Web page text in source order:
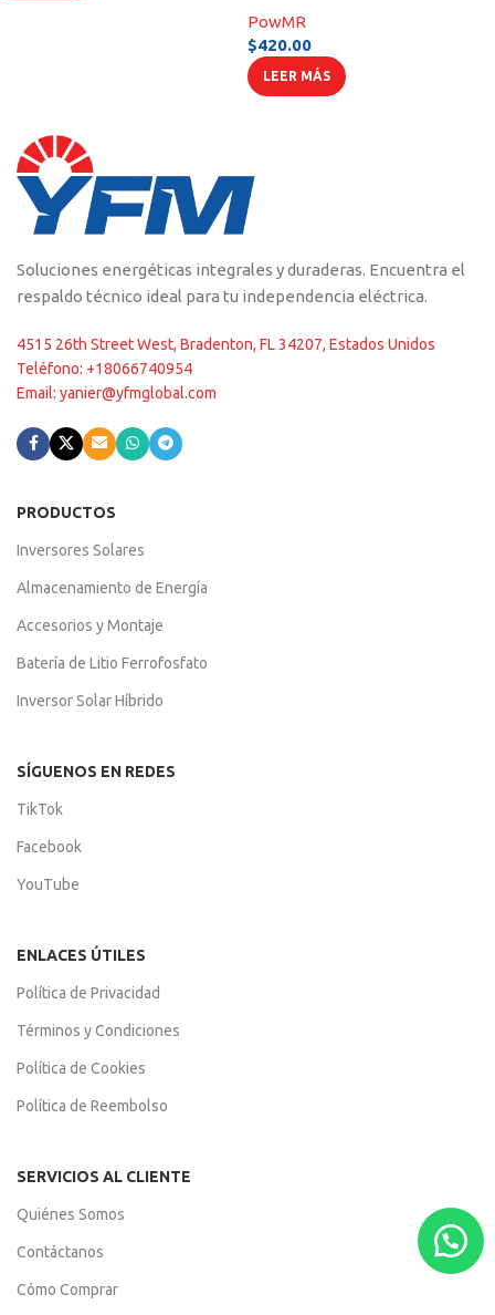
PowMR
$420.00
LEER MÁS
Soluciones energéticas integrales y duraderas. Encuentra el
respaldo técnico ideal para tu independencia eléctrica.
4515 26th Street West, Bradenton, FL 34207, Estados Unidos
Teléfono: +18066740954
Email: yanier@yfmglobal.com
PRODUCTOS
Inversores Solares
Almacenamiento de Energía
Accesorios y Montaje
Batería de Litio Ferrofosfato
Inversor Solar Híbrido
SÍGUENOS EN REDES
TikTok
Facebook
YouTube
ENLACES ÚTILES
Política de Privacidad
Términos y Condiciones
Política de Cookies
Política de Reembolso
SERVICIOS AL CLIENTE
Quiénes Somos
Contáctanos
Cómo Comprar